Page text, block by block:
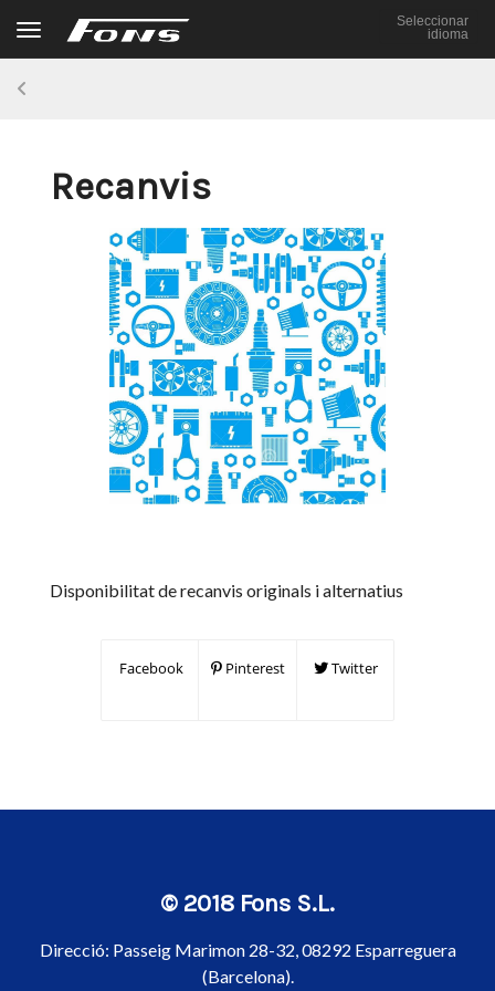
Seleccionar
idioma
Toggle navigation
Recanvis
Disponibilitat de recanvis originals i alternatius
Facebook Pinterest Twitter
© 2018 Fons S.L.
Direcció: Passeig Marimon 28-32, 08292 Esparreguera
(Barcelona).